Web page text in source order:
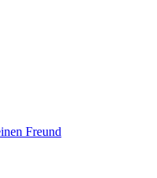
Freund